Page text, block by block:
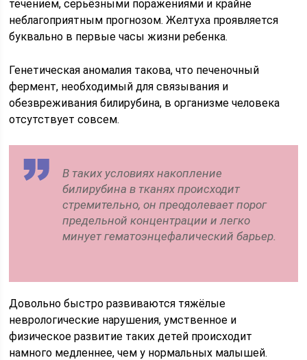
течением, серьёзными поражениями и крайне
неблагоприятным прогнозом. Желтуха проявляется
буквально в первые часы жизни ребенка.
Генетическая аномалия такова, что печеночный
фермент, необходимый для связывания и
обезвреживания билирубина, в организме человека
отсутствует совсем.
В таких условиях накопление
билирубина в тканях происходит
стремительно, он преодолевает порог
предельной концентрации и легко
минует гематоэнцефалический барьер.
Довольно быстро развиваются тяжёлые
неврологические нарушения, умственное и
физическое развитие таких детей происходит
намного медленнее, чем у нормальных малышей.